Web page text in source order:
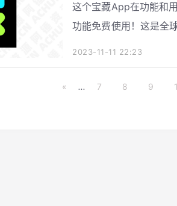
这个宝藏App在功能和
功能免费使用！这是全
法宝！去除启动开屏
来说，这款软件简直是
2023-11-11 22:23
« ... 7 8 9